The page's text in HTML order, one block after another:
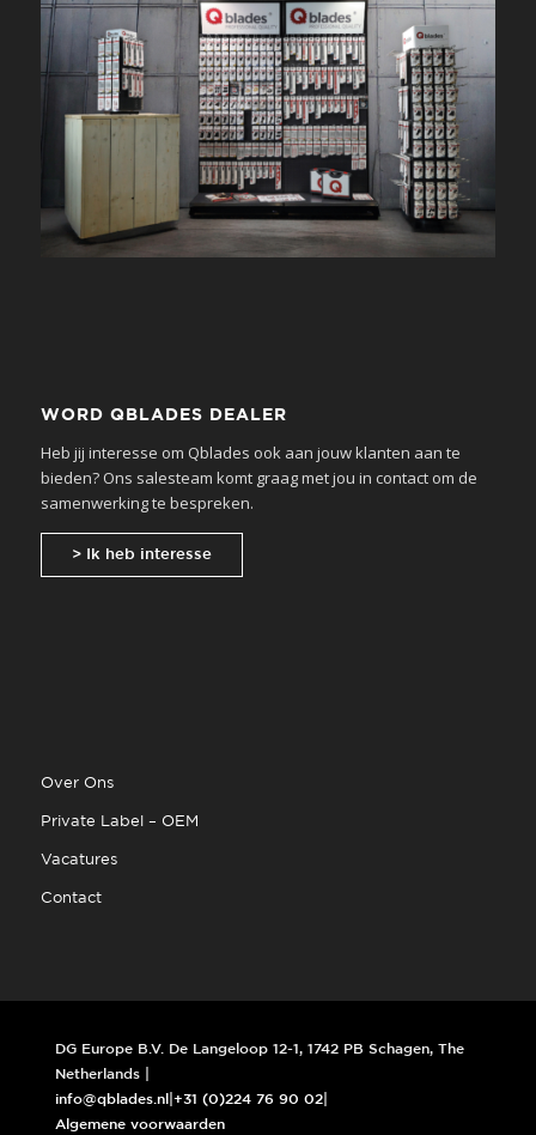
WORD QBLADES DEALER
Heb jij interesse om Qblades ook aan jouw klanten aan te
bieden? Ons salesteam komt graag met jou in contact om de
samenwerking te bespreken.
> Ik heb interesse
Over Ons
Private Label – OEM
Vacatures
Contact
DG Europe B.V. De Langeloop 12-1, 1742 PB Schagen, The
Netherlands |
info@qblades.nl
|+31 (0)224 76 90 02
Algemene voorwaarden